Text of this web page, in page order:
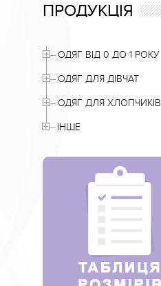
ПРОДУКЦІЯ
ОДЯГ ВІД 0 ДО 1 РОКУ
ОДЯГ ДЛЯ ДІВЧАТ
ОДЯГ ДЛЯ ХЛОПЧИКІВ
ІНШЕ